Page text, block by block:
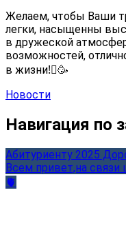
Желаем, чтобы Ваши
легки, насыщенны
в дружеской
возможностей,
в жизни!🏻🥳
Новости
Навигация по
Абитуриенту 2025
Всем привет,на
🫀